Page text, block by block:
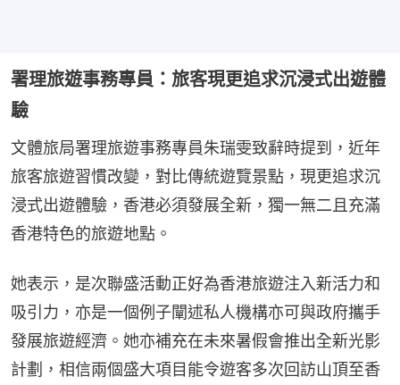
署理旅遊事務專員：旅客現更追求沉浸式出遊體
驗
文體旅局署理旅遊事務專員朱瑞雯致辭時提到，近年
旅客旅遊習慣改變，對比傳統遊覽景點，現更追求沉
浸式出遊體驗，香港必須發展全新，獨一無二且充滿
香港特色的旅遊地點。
她表示，是次聯盛活動正好為香港旅遊注入新活力和
吸引力，亦是一個例子闡述私人機構亦可與政府攜手
發展旅遊經濟。她亦補充在未來暑假會推出全新光影
計劃，相信兩個盛大項目能令遊客多次回訪山頂至香